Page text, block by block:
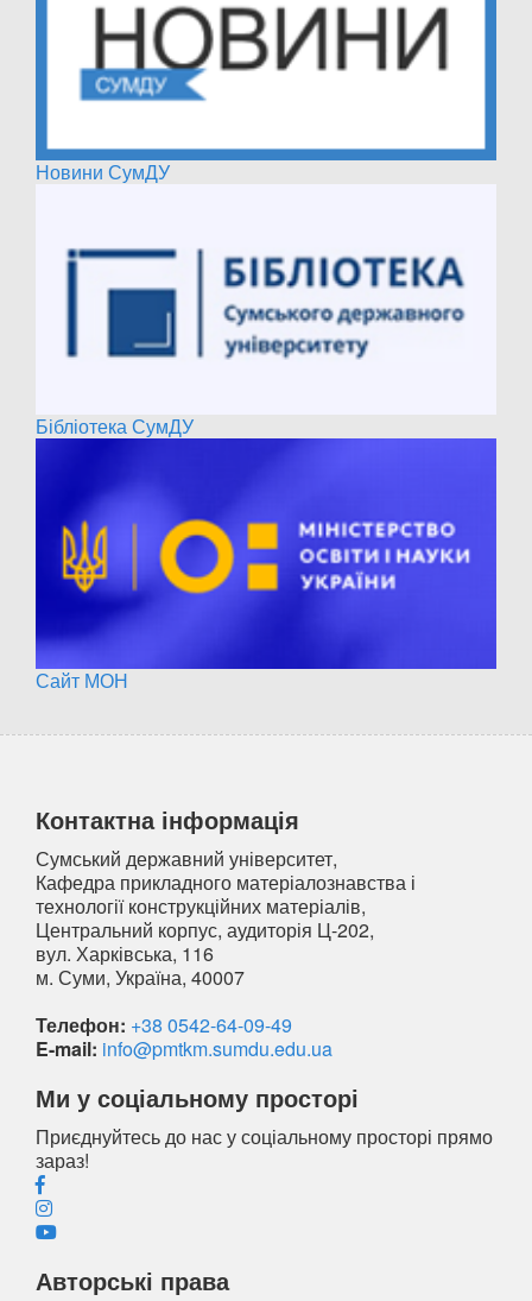
Новини СумДУ
Бібліотека СумДУ
Сайт МОН
Контактна інформація
Сумський державний університет,
Кафедра прикладного матеріалознавства і
технології конструкційних матеріалів,
Центральний корпус, аудиторія Ц-202,
вул. Харківська, 116
м. Суми, Україна, 40007
Телефон: +38 0542-64-09-49
E-mail: info@pmtkm.sumdu.edu.ua
Ми у соціальному просторі
Приєднуйтесь до нас у соціальному просторі прямо
зараз!
Авторські права